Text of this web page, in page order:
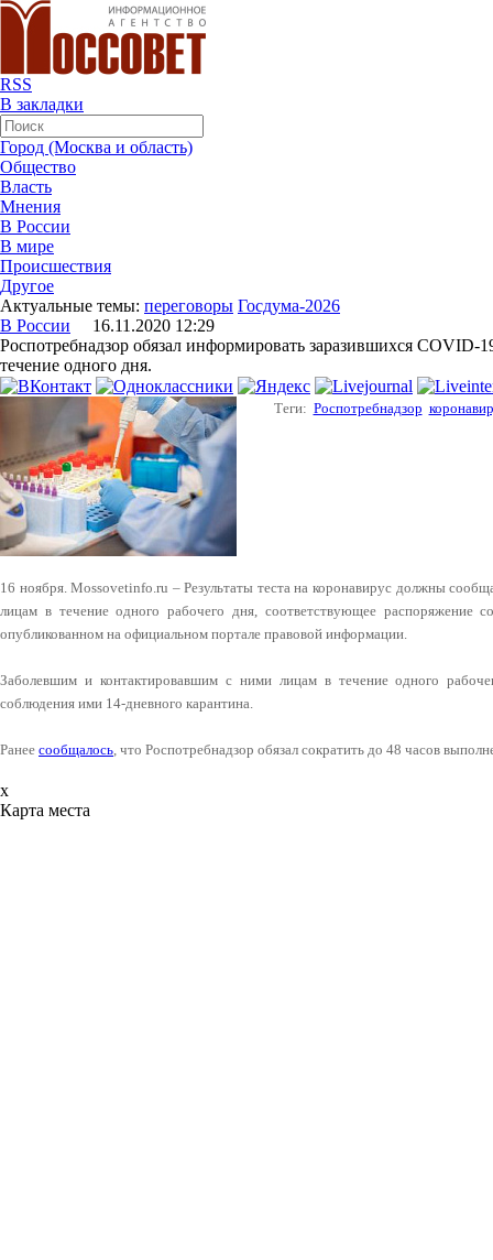
RSS
В закладки
Город (Москва и область)
Общество
Власть
Мнения
В России
В мире
Происшествия
Другое
Актуальные темы: переговоры Госдума-2026
В России 16.11.2020 12:29
Роспотребнадзор обязал информировать заразившихся COVID-19
течение одного дня.
Теги: Роспотребнадзор
16 ноября. Mossovetinfo.ru – Результаты теста на коронавирус должны
лицам в течение одного рабочего дня, соответствующее распоряжение
опубликованном на официальном портале правовой информации.
Заболевшим и контактировавшим с ними лицам в течение одного
соблюдения ими 14-дневного карантина.
Ранее сообщалось, что Роспотребнадзор обязал сократить до 48 часов
x
Карта места